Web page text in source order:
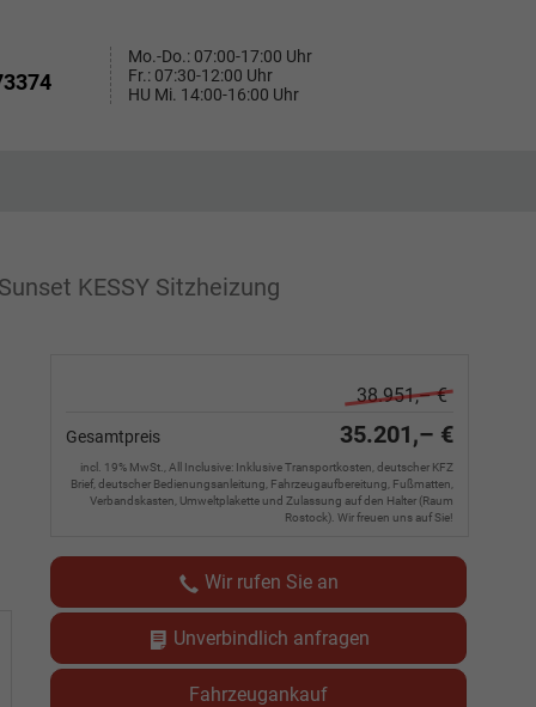
Mo.-Do.: 07:00-17:00 Uhr
Fr.: 07:30-12:00 Uhr
HU Mi. 14:00-16:00 Uhr
KESSY Sitzheizung
38.951,– €
Gesamtpreis 35.201,– €
incl. 19% MwSt., All Inclusive: Inklusive Transportkosten, deutscher KFZ
Brief, deutscher Bedienungsanleitung, Fahrzeugaufbereitung, Fußmatten,
Verbandskasten, Umweltplakette und Zulassung auf den Halter (Raum
Rostock). Wir freuen uns auf Sie!
Wir rufen Sie an
Unverbindlich anfragen
Fahrzeugankauf